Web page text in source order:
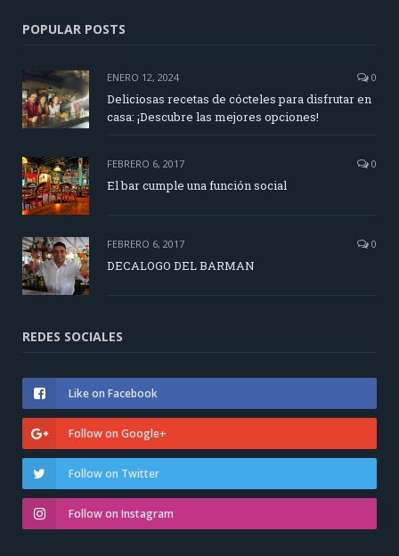
POPULAR POSTS
ENERO 12, 2024 0
Deliciosas recetas de cócteles para disfrutar en
casa: ¡Descubre las mejores opciones!
FEBRERO 6, 2017 0
El bar cumple una función social
FEBRERO 6, 2017 0
DECALOGO DEL BARMAN
REDES SOCIALES
Like on Facebook
Follow on Google+
Follow on Twitter
Follow on Instagram